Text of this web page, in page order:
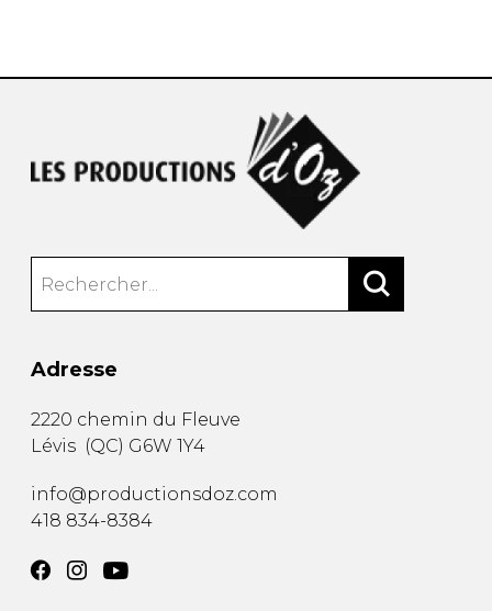
Adresse
2220 chemin du Fleuve
Lévis (QC) G6W 1Y4
info@productionsdoz.com
418 834-8384